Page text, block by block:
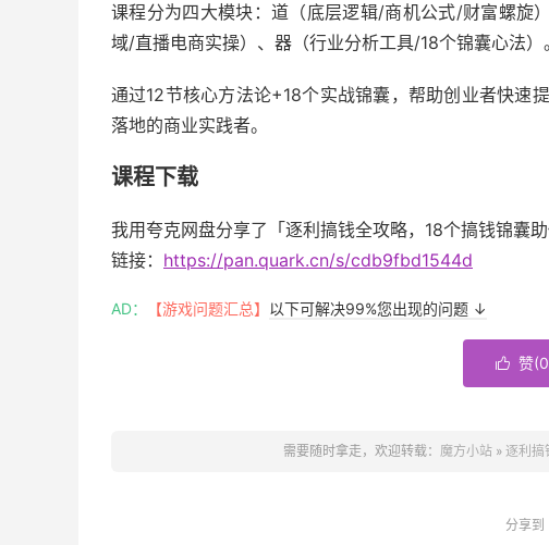
课程分为四大模块：道（底层逻辑/商机公式/财富螺旋
域/直播电商实操）、器（行业分析工具/18个锦囊心法）。
通过12节核心方法论+18个实战锦囊，帮助创业者快速
落地的商业实践者。
课程下载
我用夸克网盘分享了「逐利搞钱全攻略，18个搞钱锦囊
链接： https://pan.quark.cn/s/cdb9fbd1544d
AD： 【游戏问题汇总】 以下可解决99%您出现的问题 ↓
 赞(0
需要随时拿走，欢迎转载： 魔方小站» 逐利搞
分享到